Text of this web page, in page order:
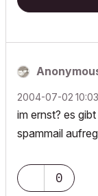
‎2004-07-02
im ernst? es
spammail
0